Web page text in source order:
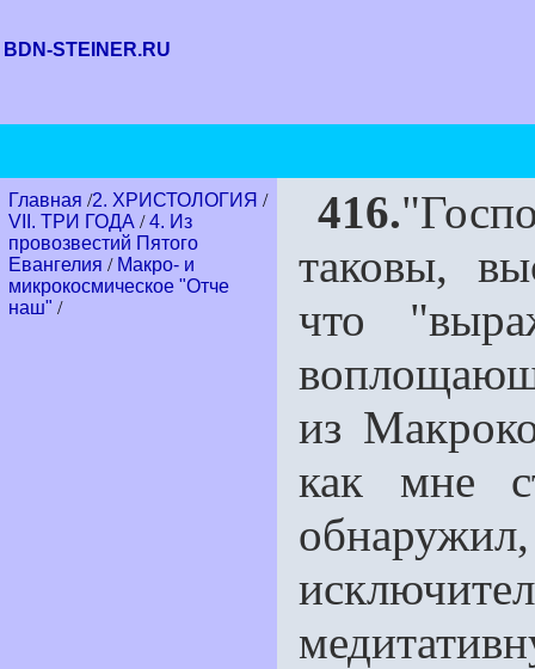
BDN-STEINER.RU
Главная /2. ХРИСТОЛОГИЯ /
VII. ТРИ ГОДА /4. Из
провозвестий Пятого
Евангелия / Макро- и
микрокосмическое "Отче
наш" /
416.
таковы,
что
из
как мне